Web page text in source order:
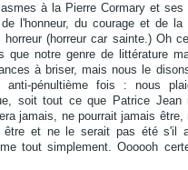
à la Pierre Cormary et ses
l'honneur, du courage et de la
horreur (horreur car sainte.) Oh
que notre genre de littérature
à briser, mais nous le
anti-pénultième fois : nous
soit tout ce que Patrice Jean
jamais, ne pourrait jamais être,
être et ne le serait pas été s'il
tout simplement. Oooooh